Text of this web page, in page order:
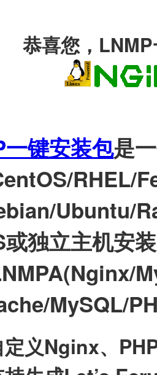
恭喜您，
键安装包是
RHEL/
Ubuntu/
独立主机安
MySQL/
义Nginx、